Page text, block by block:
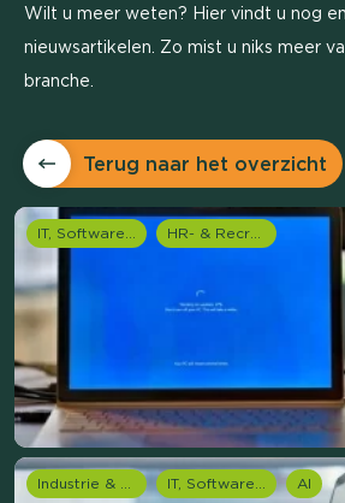
Wilt u meer weten? Hier vindt u nog
nieuwsartikelen. Zo mist u niks meer
branche.
Terug naar het overzicht
IT, Software & Telecom HR- & Recruitment onderzoek
Industrie & Productie IT, Software & Telecom AI